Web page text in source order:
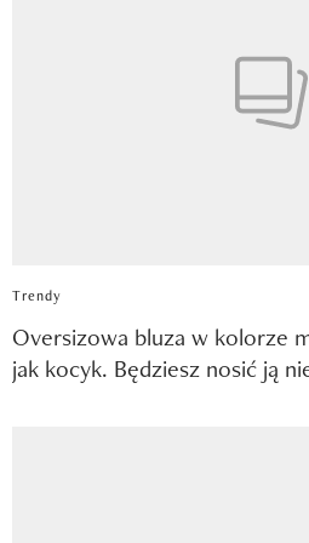
Trendy
Oversizowa bluza w kolorze
jak kocyk. Będziesz nosić ją